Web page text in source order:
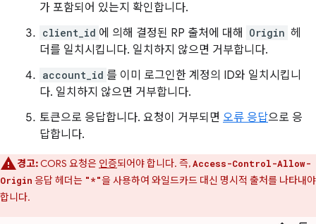
가 포함되어 있는지 확인합니다.
client_id 에 의해 결정된 RP 출처에 대해 Origin 헤
더를 일치시킵니다. 일치하지 않으면 거부합니다.
account_id 를 이미 로그인한 계정의 ID와 일치시킵니
다. 일치하지 않으면 거부합니다.
토큰으로 응답합니다. 요청이 거부되면 오류 응답으로 응
답합니다.
경고:CORS 요청은 인증되어야 합니다. 즉,Access-Control-Allow-
Origin 응답 헤더는 "*"을 사용하여 와일드카드 대신 명시적 출처를 나타내야
합니다.